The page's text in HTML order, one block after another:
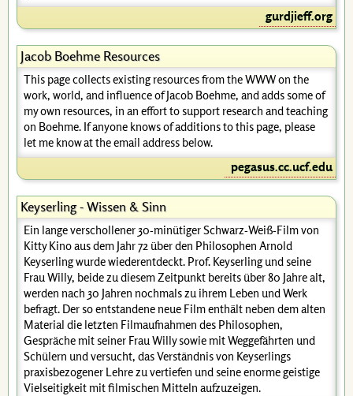
gurdjieff.org
Jacob Boehme Resources
This page collects existing resources from the WWW on the
work, world, and influence of Jacob Boehme, and adds some of
my own resources, in an effort to support research and teaching
on Boehme. If anyone knows of additions to this page, please
let me know at the email address below.
pegasus.cc.ucf.edu
Keyserling - Wissen & Sinn
Ein lange verschollener 30-minütiger Schwarz-Weiß-Film von
Kitty Kino aus dem Jahr 72 über den Philosophen Arnold
Keyserling wurde wiederentdeckt. Prof. Keyserling und seine
Frau Willy, beide zu diesem Zeitpunkt bereits über 80 Jahre alt,
werden nach 30 Jahren nochmals zu ihrem Leben und Werk
befragt. Der so entstandene neue Film enthält neben dem alten
Material die letzten Filmaufnahmen des Philosophen,
Gespräche mit seiner Frau Willy sowie mit Weggefährten und
Schülern und versucht, das Verständnis von Keyserlings
praxisbezogener Lehre zu vertiefen und seine enorme geistige
Vielseitigkeit mit filmischen Mitteln aufzuzeigen.